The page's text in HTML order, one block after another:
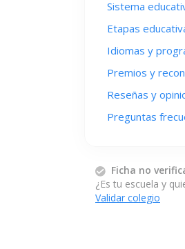
Sistema
Etapas
Idiomas y
Premios y
Reseñas y
Preguntas
Ficha no
¿Es tu escuela y
Validar colegio